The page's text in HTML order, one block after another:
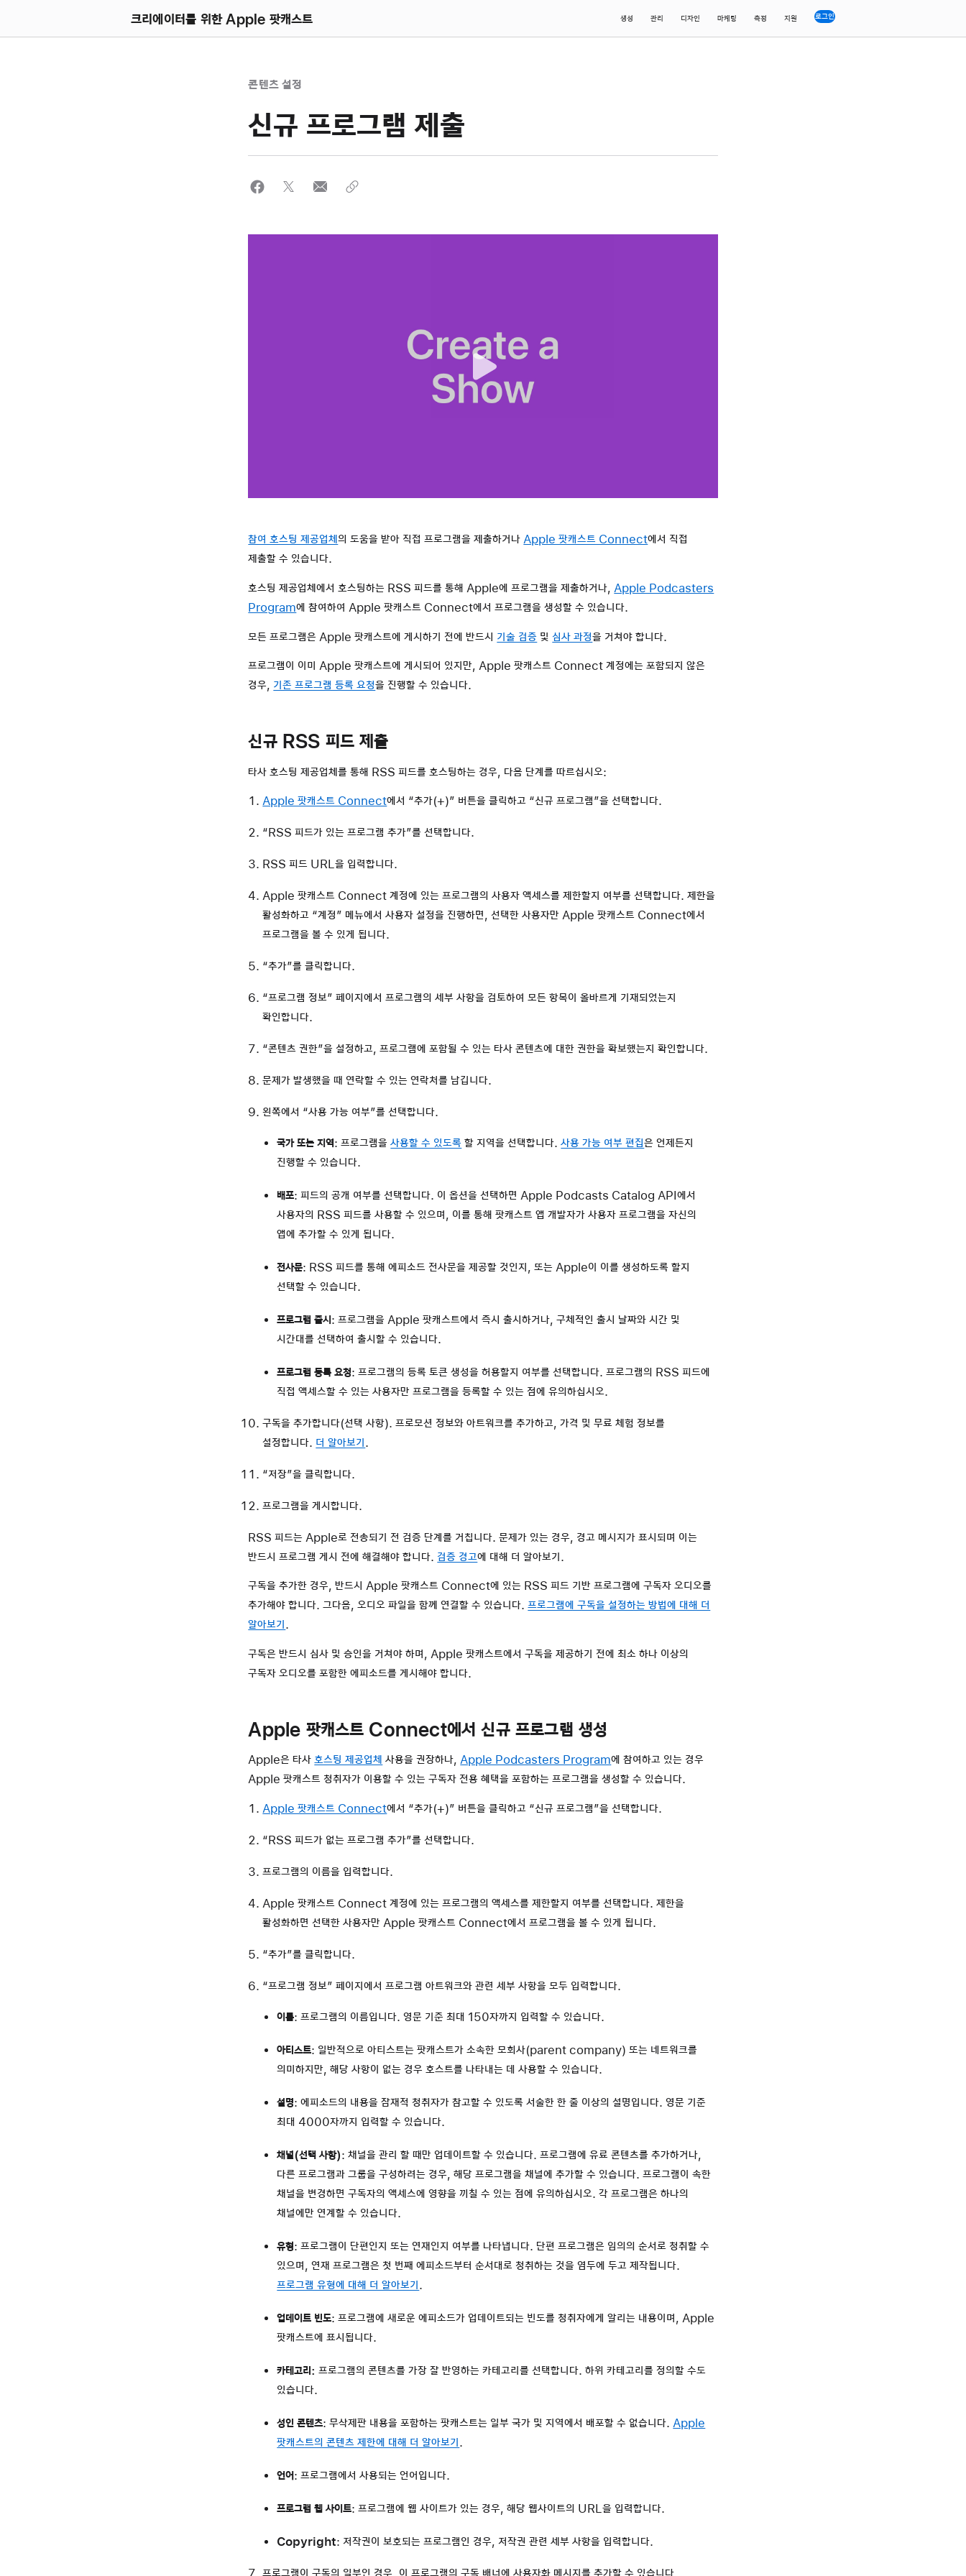
크리에이터를 위한 Apple 팟캐스트 생성 관리 디자인 마케팅 측정 지원 로그인
콘텐츠 설정
신규 프로그램 제출
참여 호스팅 제공업체의 도움을 받아 직접 프로그램을 제출하거나Apple 팟캐스트 Connect에서 직접
제출할 수 있습니다.
호스팅 제공업체에서 호스팅하는 RSS 피드를 통해 Apple에 프로그램을 제출하거나,Apple Podcasters
Program에 참여하여 Apple 팟캐스트 Connect에서 프로그램을 생성할 수 있습니다.
모든 프로그램은 Apple 팟캐스트에 게시하기 전에 반드시 기술 검증 및심사 과정을 거쳐야 합니다.
프로그램이 이미 Apple 팟캐스트에 게시되어 있지만, Apple 팟캐스트 Connect 계정에는 포함되지 않은
경우, 기존 프로그램 등록 요청을 진행할 수 있습니다.
신규 RSS 피드 제출
타사 호스팅 제공업체를 통해 RSS 피드를 호스팅하는 경우, 다음 단계를 따르십시오:
Apple 팟캐스트 Connect에서 “추가(+)” 버튼을 클릭하고 “신규 프로그램”을 선택합니다.
“RSS 피드가 있는 프로그램 추가”를 선택합니다.
RSS 피드 URL을 입력합니다.
Apple 팟캐스트 Connect 계정에 있는 프로그램의 사용자 액세스를 제한할지 여부를 선택합니다. 제한을
활성화하고 “계정” 메뉴에서 사용자 설정을 진행하면, 선택한 사용자만 Apple 팟캐스트 Connect에서
프로그램을 볼 수 있게 됩니다.
“추가”를 클릭합니다.
“프로그램 정보” 페이지에서 프로그램의 세부 사항을 검토하여 모든 항목이 올바르게 기재되었는지
확인합니다.
“콘텐츠 권한”을 설정하고, 프로그램에 포함될 수 있는 타사 콘텐츠에 대한 권한을 확보했는지 확인합니다.
문제가 발생했을 때 연락할 수 있는 연락처를 남깁니다.
왼쪽에서 “사용 가능 여부”를 선택합니다.
국가 또는 지역: 프로그램을사용할 수 있도록 할 지역을 선택합니다.사용 가능 여부 편집은 언제든지
진행할 수 있습니다.
배포: 피드의 공개 여부를 선택합니다. 이 옵션을 선택하면 Apple Podcasts Catalog API에서
사용자의 RSS 피드를 사용할 수 있으며, 이를 통해 팟캐스트 앱 개발자가 사용자 프로그램을 자신의
앱에 추가할 수 있게 됩니다.
전사문: RSS 피드를 통해 에피소드 전사문을 제공할 것인지, 또는 Apple이 이를 생성하도록 할지
선택할 수 있습니다.
프로그램 출시: 프로그램을 Apple 팟캐스트에서 즉시 출시하거나, 구체적인 출시 날짜와 시간 및
시간대를 선택하여 출시할 수 있습니다.
프로그램 등록 요청: 프로그램의 등록 토큰 생성을 허용할지 여부를 선택합니다. 프로그램의 RSS 피드에
직접 액세스할 수 있는 사용자만 프로그램을 등록할 수 있는 점에 유의하십시오.
구독을 추가합니다(선택 사항). 프로모션 정보와 아트워크를 추가하고, 가격 및 무료 체험 정보를
설정합니다. 더 알아보기.
“저장”을 클릭합니다.
프로그램을 게시합니다.
RSS 피드는 Apple로 전송되기 전 검증 단계를 거칩니다. 문제가 있는 경우, 경고 메시지가 표시되며 이는
반드시 프로그램 게시 전에 해결해야 합니다. 검증 경고에 대해 더 알아보기.
구독을 추가한 경우, 반드시 Apple 팟캐스트 Connect에 있는 RSS 피드 기반 프로그램에 구독자 오디오를
추가해야 합니다. 그다음, 오디오 파일을 함께 연결할 수 있습니다.프로그램에 구독을 설정하는 방법에 대해 더
알아보기.
구독은 반드시 심사 및 승인을 거쳐야 하며, Apple 팟캐스트에서 구독을 제공하기 전에 최소 하나 이상의
구독자 오디오를 포함한 에피소드를 게시해야 합니다.
Apple 팟캐스트 Connect에서 신규 프로그램 생성
Apple은 타사호스팅 제공업체 사용을 권장하나,Apple Podcasters Program에 참여하고 있는 경우
Apple 팟캐스트 청취자가 이용할 수 있는 구독자 전용 혜택을 포함하는 프로그램을 생성할 수 있습니다.
Apple 팟캐스트 Connect에서 “추가(+)” 버튼을 클릭하고 “신규 프로그램”을 선택합니다.
“RSS 피드가 없는 프로그램 추가”를 선택합니다.
프로그램의 이름을 입력합니다.
Apple 팟캐스트 Connect 계정에 있는 프로그램의 액세스를 제한할지 여부를 선택합니다. 제한을
활성화하면 선택한 사용자만 Apple 팟캐스트 Connect에서 프로그램을 볼 수 있게 됩니다.
“추가”를 클릭합니다.
“프로그램 정보” 페이지에서 프로그램 아트워크와 관련 세부 사항을 모두 입력합니다.
이름: 프로그램의 이름입니다. 영문 기준 최대 150자까지 입력할 수 있습니다.
아티스트: 일반적으로 아티스트는 팟캐스트가 소속한 모회사(parent company) 또는 네트워크를
의미하지만, 해당 사항이 없는 경우 호스트를 나타내는 데 사용할 수 있습니다.
설명: 에피소드의 내용을 잠재적 청취자가 참고할 수 있도록 서술한 한 줄 이상의 설명입니다. 영문 기준
최대 4000자까지 입력할 수 있습니다.
채널(선택 사항): 채널을 관리 할 때만 업데이트할 수 있습니다. 프로그램에 유료 콘텐츠를 추가하거나,
다른 프로그램과 그룹을 구성하려는 경우, 해당 프로그램을 채널에 추가할 수 있습니다. 프로그램이 속한
채널을 변경하면 구독자의 액세스에 영향을 끼칠 수 있는 점에 유의하십시오. 각 프로그램은 하나의
채널에만 연계할 수 있습니다.
유형: 프로그램이 단편인지 또는 연재인지 여부를 나타냅니다. 단편 프로그램은 임의의 순서로 청취할 수
있으며, 연재 프로그램은 첫 번째 에피소드부터 순서대로 청취하는 것을 염두에 두고 제작됩니다.
프로그램 유형에 대해 더 알아보기.
업데이트 빈도: 프로그램에 새로운 에피소드가 업데이트되는 빈도를 청취자에게 알리는 내용이며, Apple
팟캐스트에 표시됩니다.
카테고리: 프로그램의 콘텐츠를 가장 잘 반영하는 카테고리를 선택합니다. 하위 카테고리를 정의할 수도
있습니다.
성인 콘텐츠: 무삭제판 내용을 포함하는 팟캐스트는 일부 국가 및 지역에서 배포할 수 없습니다.Apple
팟캐스트의 콘텐츠 제한에 대해 더 알아보기.
언어: 프로그램에서 사용되는 언어입니다.
프로그램 웹 사이트: 프로그램에 웹 사이트가 있는 경우, 해당 웹사이트의 URL을 입력합니다.
Copyright: 저작권이 보호되는 프로그램인 경우, 저작권 관련 세부 사항을 입력합니다.